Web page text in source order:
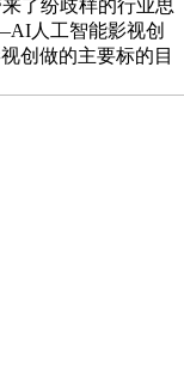
了纷歧样的行业思
人工智能影视创
创做的主要标的目